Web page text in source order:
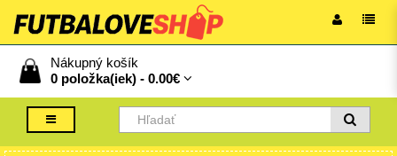
Nákupný košík
0 položka(iek) - 0.00€